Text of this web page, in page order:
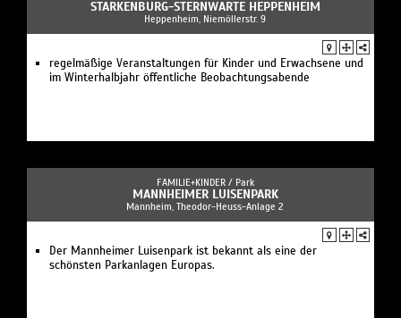
STARKENBURG-STERNWARTE HEPPENHEIM
Heppenheim, Niemöllerstr. 9
regelmäßige Veranstaltungen für Kinder und Erwachsene und
im Winterhalbjahr öffentliche Beobachtungsabende
FAMILIE+KINDER / Park
MANNHEIMER LUISENPARK
Mannheim, Theodor-Heuss-Anlage 2
Der Mannheimer Luisenpark ist bekannt als eine der
schönsten Parkanlagen Europas.